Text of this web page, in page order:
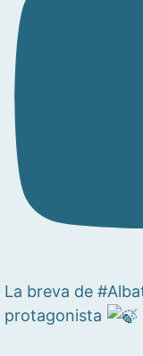
La breva de
protagonista